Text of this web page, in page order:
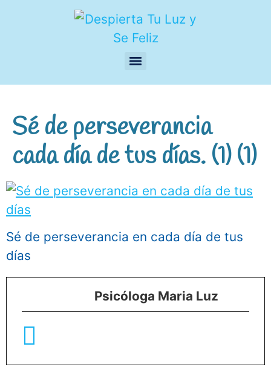
Sé de perseverancia
cada día de tus días. (1) (1)
Sé de perseverancia en cada día de tus
días
Psicóloga Maria Luz